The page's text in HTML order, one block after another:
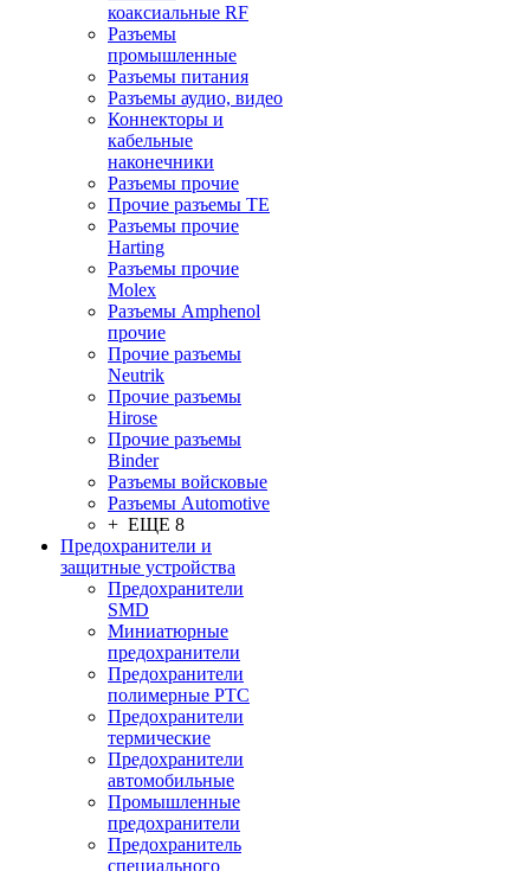
коаксиальные RF
Разъeмы
промышленные
Разъeмы питания
Разъeмы аудио, видео
Коннекторы и
кабельные
наконечники
Разъeмы прочие
Прочие разъемы TE
Разъемы прочие
Harting
Разъемы прочие
Molex
Разъемы Amphenol
прочие
Прочие разъемы
Neutrik
Прочие разъемы
Hirose
Прочие разъемы
Binder
Разъемы войсковые
Разъeмы Automotive
+ ЕЩЕ 8
Предохранители и
защитные устройства
Предохранители
SMD
Миниатюрные
предохранители
Предохранители
полимерные PTC
Предохранители
термические
Предохранители
автомобильные
Промышленные
предохранители
Предохранитель
специального